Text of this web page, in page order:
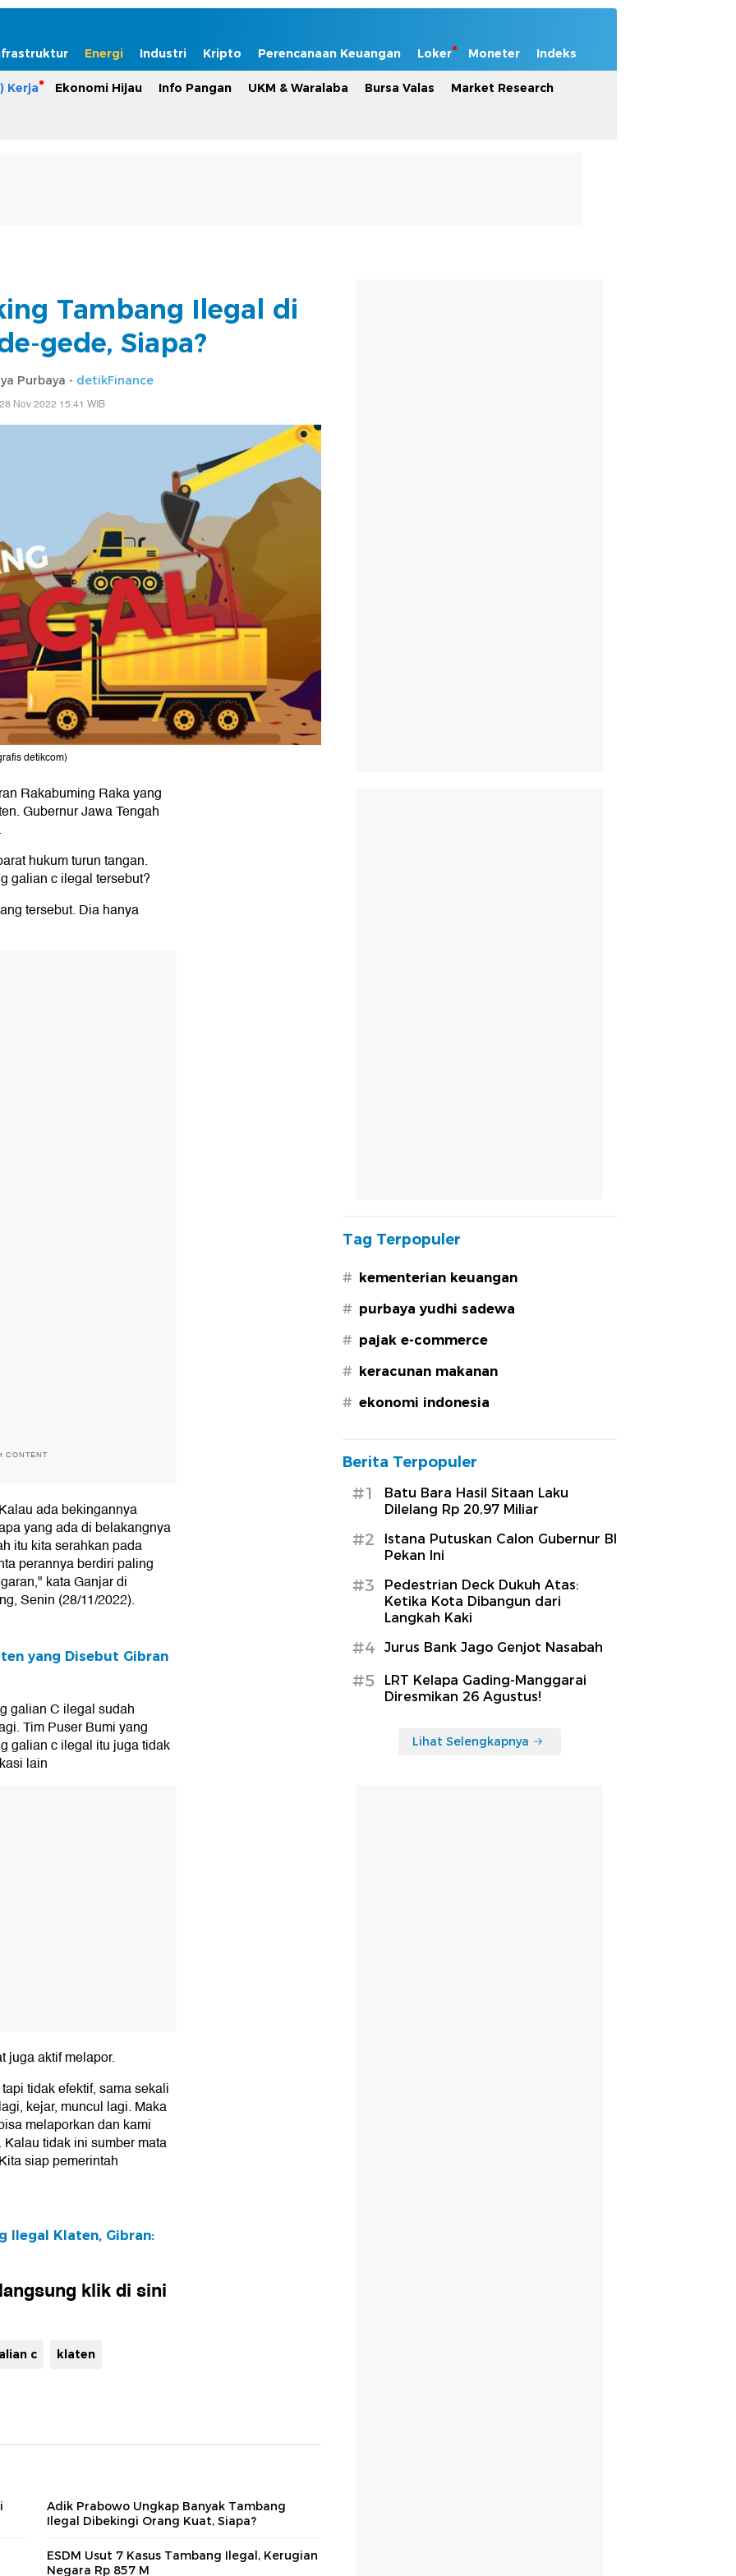
Energi Industri Kripto Perencanaan Keuangan Loker Moneter Indeks
Kerja Ekonomi Hijau Info Pangan UKM & Waralaba Bursa Valas Market Research
Tambang Ilegal di
gede, Siapa?
Purbaya - detikFinance
Nov 2022 15:41 WIB
detikcom)
Rakabuming Raka yang
Gubernur Jawa Tengah
hukum turun tangan.
galian c ilegal tersebut?
tersebut. Dia hanya
CONTENT
ada bekingannya
yang ada di belakangnya
itu kita serahkan pada
perannya berdiri paling
kata Ganjar di
Senin (28/11/2022).
yang Disebut Gibran
galian C ilegal sudah
Tim Puser Bumi yang
galian c ilegal itu juga tidak
lain
juga aktif melapor.
tidak efektif, sama sekali
kejar, muncul lagi. Maka
melaporkan dan kami
tidak ini sumber mata
siap pemerintah
Ilegal Klaten, Gibran:
klik di sini
c klaten
Adik Prabowo Ungkap Banyak Tambang
Ilegal Dibekingi Orang Kuat, Siapa?
ESDM Usut 7 Kasus Tambang Ilegal, Kerugian
Negara Rp 857 M
Tag Terpopuler
# kementerian keuangan
# purbaya yudhi sadewa
# pajak e-commerce
# keracunan makanan
# ekonomi indonesia
Berita Terpopuler
#1
Batu Bara Hasil Sitaan Laku
Dilelang Rp 20,97 Miliar
#2
Istana Putuskan Calon Gubernur BI
Pekan Ini
#3
Pedestrian Deck Dukuh Atas:
Ketika Kota Dibangun dari
Langkah Kaki
#4 Jurus Bank Jago Genjot Nasabah
#5
LRT Kelapa Gading-Manggarai
Diresmikan 26 Agustus!
Lihat Selengkapnya